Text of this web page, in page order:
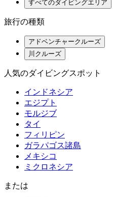
すべてのダイビングエリア
旅行の種類
アドベンチャークルーズ
川クルーズ
人気のダイビングスポット
インドネシア
エジプト
モルジブ
タイ
フィリピン
ガラパゴス諸島
メキシコ
ミクロネシア
または